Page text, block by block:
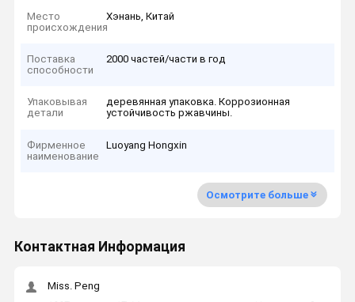
Место
происхождения
Хэнань, Китай
Поставка
способности
2000 частей/части в год
Упаковывая
детали
деревянная упаковка. Коррозионная
устойчивость ржавчины.
Фирменное
наименование
Luoyang Hongxin
Осмотрите больше
Контактная Информация
Miss. Peng